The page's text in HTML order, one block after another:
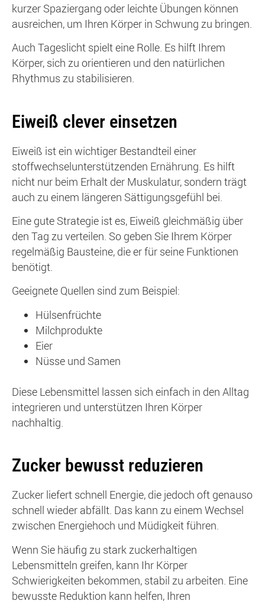
kurzer Spaziergang oder leichte Übungen können
ausreichen, um Ihren Körper in Schwung zu bringen.
Auch Tageslicht spielt eine Rolle. Es hilft Ihrem
Körper, sich zu orientieren und den natürlichen
Rhythmus zu stabilisieren.
Eiweiß clever einsetzen
Eiweiß ist ein wichtiger Bestandteil einer
stoffwechselunterstützenden Ernährung. Es hilft
nicht nur beim Erhalt der Muskulatur, sondern trägt
auch zu einem längeren Sättigungsgefühl bei.
Eine gute Strategie ist es, Eiweiß gleichmäßig über
den Tag zu verteilen. So geben Sie Ihrem Körper
regelmäßig Bausteine, die er für seine Funktionen
benötigt.
Geeignete Quellen sind zum Beispiel:
Hülsenfrüchte
Milchprodukte
Eier
Nüsse und Samen
Diese Lebensmittel lassen sich einfach in den Alltag
integrieren und unterstützen Ihren Körper
nachhaltig.
Zucker bewusst reduzieren
Zucker liefert schnell Energie, die jedoch oft genauso
schnell wieder abfällt. Das kann zu einem Wechsel
zwischen Energiehoch und Müdigkeit führen.
Wenn Sie häufig zu stark zuckerhaltigen
Lebensmitteln greifen, kann Ihr Körper
Schwierigkeiten bekommen, stabil zu arbeiten. Eine
bewusste Reduktion kann helfen, Ihren